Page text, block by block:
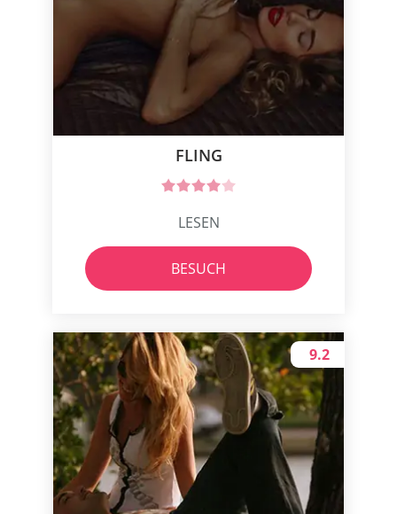
FLING
LESEN
BESUCH
9.2